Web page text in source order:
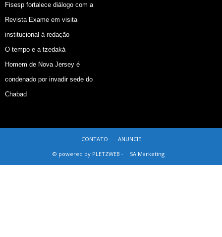
Fisesp fortalece diálogo com a
Revista Exame em visita
institucional à redação
O tempo e a tzedaká
Homem de Nova Jersey é
condenado por invadir sede do
Chabad
CONTATO
ANUNCIE
© powered by PLETZWEB -
SA Marketing